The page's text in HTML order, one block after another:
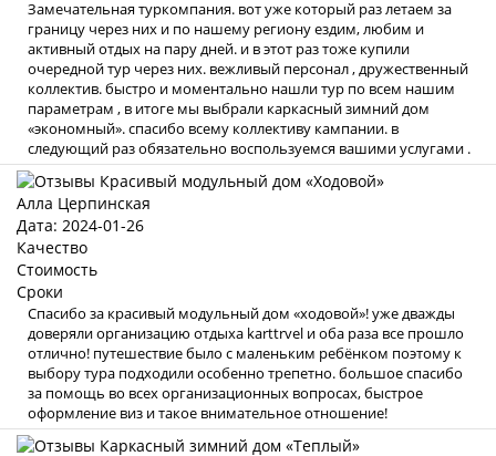
Замечательная туркомпания. вот уже который раз летаем за
границу через них и по нашему региону ездим, любим и
активный отдых на пару дней. и в этот раз тоже купили
очередной тур через них. вежливый персонал , дружественный
коллектив. быстро и моментально нашли тур по всем нашим
параметрам , в итоге мы выбрали каркасный зимний дом
«экономный». спасибо всему коллективу кампании. в
следующий раз обязательно воспользуемся вашими услугами .
Алла Церпинская
Дата: 2024-01-26
Качество
Стоимость
Сроки
Спасибо за красивый модульный дом «ходовой»! уже дважды
доверяли организацию отдыха karttrvel и оба раза все прошло
отлично! путешествие было с маленьким ребёнком поэтому к
выбору тура подходили особенно трепетно. большое спасибо
за помощь во всех организационных вопросах, быстрое
оформление виз и такое внимательное отношение!